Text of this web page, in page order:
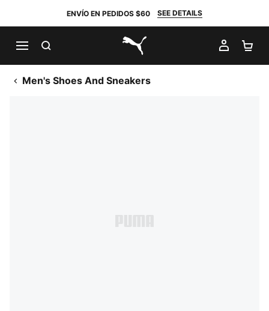
ENVÍO EN PEDIDOS $60 SEE DETAILS
PUMA.com
MI
Men's Shoes And Sneakers